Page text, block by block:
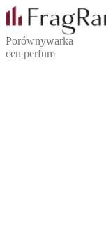
Porównywarka
cen perfum